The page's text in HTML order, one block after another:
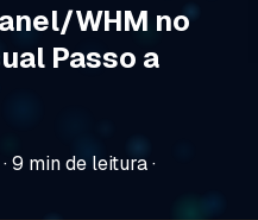
WHM no
Passo a
·9 min de leitura·